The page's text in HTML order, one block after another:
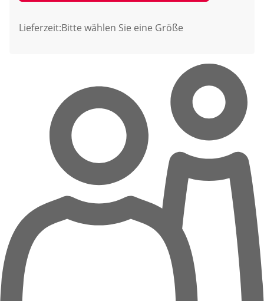
Lieferzeit:Bitte wählen Sie eine Größe